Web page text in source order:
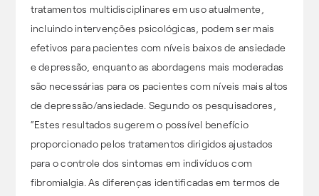
tratamentos multidisciplinares em uso atualmente,
incluindo intervenções psicológicas, podem ser mais
efetivos para pacientes com níveis baixos de ansiedade
e depressão, enquanto as abordagens mais moderadas
são necessárias para os pacientes com níveis mais altos
de depressão/ansiedade. Segundo os pesquisadores,
“Estes resultados sugerem o possível benefício
proporcionado pelos tratamentos dirigidos ajustados
para o controle dos sintomas em indivíduos com
fibromialgia. As diferenças identificadas em termos de